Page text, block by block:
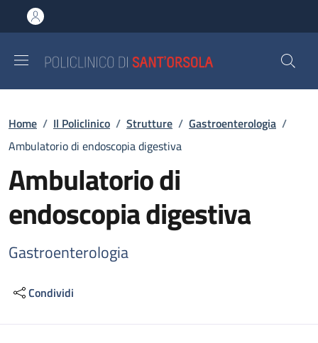
al contenuto principale
to footer content
Briciole di pane
Home / Il Policlinico / Strutture / Gastroenterologia /
Ambulatorio di endoscopia digestiva
Ambulatorio di
endoscopia digestiva
Gastroenterologia
Condividi